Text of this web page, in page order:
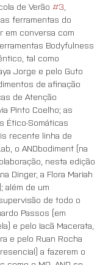
de Verão #3
ferramentas do
em conversa com
Bodyfulness
tal como
Jorge e pelo Guto
de afinação
de Atenção
Pinto Coelho; as
Ético-Somáticas
recente linha de
o ANDbodiment (na
nesta edição
Dinger, a Flora Mariah
além de um
de todo o
Passos (em
e pelo Iacã Macerata,
e pelo Ruan Rocha
a fazerem o